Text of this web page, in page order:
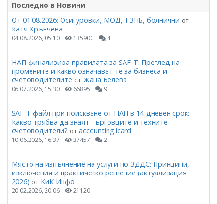
Последно в Новини
От 01.08.2026: Осигуровки, МОД, ТЗПБ, болнични от
Катя Крънчева
04.08.2026, 05:10 135900 4
НАП финализира правилата за SAF-T: Преглед на
промените и какво означават те за бизнеса и
счетоводителите от Жана Белева
06.07.2026, 15:30 66895 9
SAF-T файл при поискване от НАП в 14-дневен срок:
Какво трябва да знаят търговците и техните
счетоводители? от accounting.icard
10.06.2026, 16:37 37457 2
Място на изпълнение на услуги по ЗДДС: Принципи,
изключения и практическо решение (актуализация
2026) от КиК Инфо
20.02.2026, 20:06 21120